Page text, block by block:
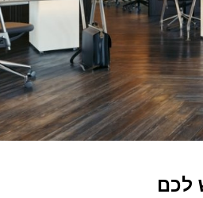
לכם